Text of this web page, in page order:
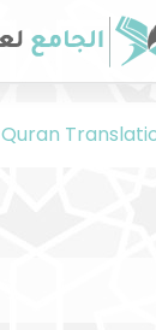
Quran